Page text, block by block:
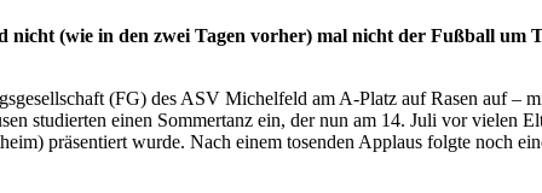
(wie in den zwei Tagen vorher) mal nicht der Fußball um
(FG) des ASV Michelfeld am A-Platz auf Rasen auf –
studierten einen Sommertanz ein, der nun am 14. Juli vor vielen
präsentiert wurde. Nach einem tosenden Applaus folgte noch